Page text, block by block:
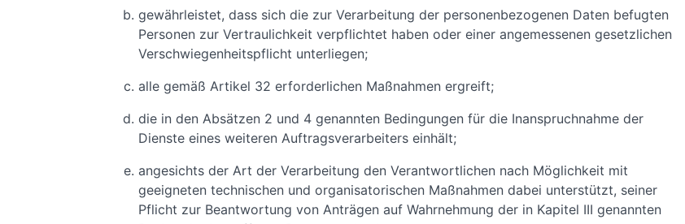
gewährleistet, dass sich die zur Verarbeitung der personenbezogenen Daten befugten
Personen zur Vertraulichkeit verpflichtet haben oder einer angemessenen gesetzlichen
Verschwiegenheitspflicht unterliegen;
alle gemäß Artikel 32 erforderlichen Maßnahmen ergreift;
die in den Absätzen 2 und 4 genannten Bedingungen für die Inanspruchnahme der
Dienste eines weiteren Auftragsverarbeiters einhält;
angesichts der Art der Verarbeitung den Verantwortlichen nach Möglichkeit mit
geeigneten technischen und organisatorischen Maßnahmen dabei unterstützt, seiner
Pflicht zur Beantwortung von Anträgen auf Wahrnehmung der in Kapitel III genannten